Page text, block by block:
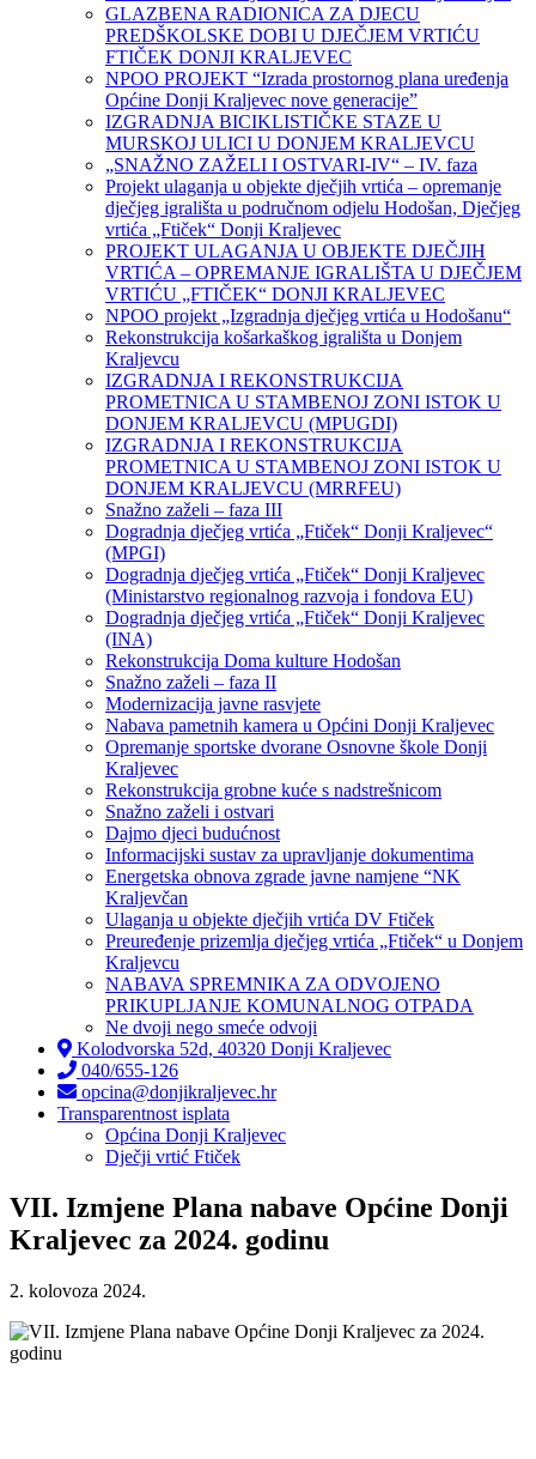
GLAZBENA RADIONICA ZA DJECU
PREDŠKOLSKE DOBI U DJEČJEM VRTIĆU
FTIČEK DONJI KRALJEVEC
NPOO PROJEKT “Izrada prostornog plana uređenja
Općine Donji Kraljevec nove generacije”
IZGRADNJA BICIKLISTIČKE STAZE U
MURSKOJ ULICI U DONJEM KRALJEVCU
„SNAŽNO ZAŽELI I OSTVARI-IV“ – IV. faza
Projekt ulaganja u objekte dječjih vrtića – opremanje
dječjeg igrališta u područnom odjelu Hodošan, Dječjeg
vrtića „Ftiček“ Donji Kraljevec
PROJEKT ULAGANJA U OBJEKTE DJEČJIH
VRTIĆA – OPREMANJE IGRALIŠTA U DJEČJEM
VRTIĆU „FTIČEK“ DONJI KRALJEVEC
NPOO projekt „Izgradnja dječjeg vrtića u Hodošanu“
Rekonstrukcija košarkaškog igrališta u Donjem
Kraljevcu
IZGRADNJA I REKONSTRUKCIJA
PROMETNICA U STAMBENOJ ZONI ISTOK U
DONJEM KRALJEVCU (MPUGDI)
IZGRADNJA I REKONSTRUKCIJA
PROMETNICA U STAMBENOJ ZONI ISTOK U
DONJEM KRALJEVCU (MRRFEU)
Snažno zaželi – faza III
Dogradnja dječjeg vrtića „Ftiček“ Donji Kraljevec“
(MPGI)
Dogradnja dječjeg vrtića „Ftiček“ Donji Kraljevec
(Ministarstvo regionalnog razvoja i fondova EU)
Dogradnja dječjeg vrtića „Ftiček“ Donji Kraljevec
(INA)
Rekonstrukcija Doma kulture Hodošan
Snažno zaželi – faza II
Modernizacija javne rasvjete
Nabava pametnih kamera u Općini Donji Kraljevec
Opremanje sportske dvorane Osnovne škole Donji
Kraljevec
Rekonstrukcija grobne kuće s nadstrešnicom
Snažno zaželi i ostvari
Dajmo djeci budućnost
Informacijski sustav za upravljanje dokumentima
Energetska obnova zgrade javne namjene “NK
Kraljevčan
Ulaganja u objekte dječjih vrtića DV Ftiček
Preuređenje prizemlja dječjeg vrtića „Ftiček“ u Donjem
Kraljevcu
NABAVA SPREMNIKA ZA ODVOJENO
PRIKUPLJANJE KOMUNALNOG OTPADA
Ne dvoji nego smeće odvoji
Kolodvorska 52d, 40320 Donji Kraljevec
040/655-126
opcina@donjikraljevec.hr
Transparentnost isplata
Općina Donji Kraljevec
Dječji vrtić Ftiček
VII. Izmjene Plana nabave Općine Donji
Kraljevec za 2024. godinu
2. kolovoza 2024.